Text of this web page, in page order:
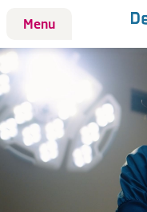
Menu
Bezoek
Werken bij DZ